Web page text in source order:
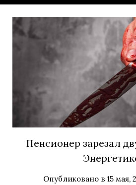
Пенсионер зарезал
Опубликовано в 15 мая,